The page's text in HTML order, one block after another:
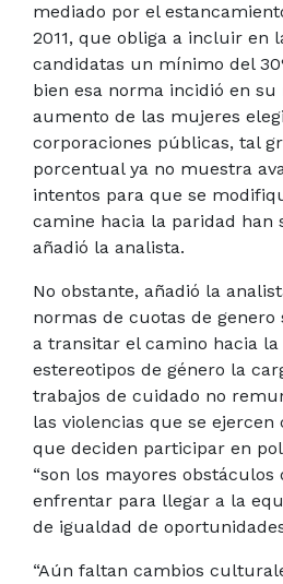
mediado por el
2011, que obliga a incluir en
candidatas un mínimo del
bien esa norma incidió en
aumento de las mujeres
corporaciones públicas, tal
porcentual ya no muestra
intentos para que se
camine hacia la paridad han
añadió la analista.
No obstante, añadió la
normas de cuotas de genero
a transitar el camino hacia la
estereotipos de género la
trabajos de cuidado no
las violencias que se
que deciden participar en
“son los mayores
enfrentar para llegar a la
de igualdad de
“Aún faltan cambios